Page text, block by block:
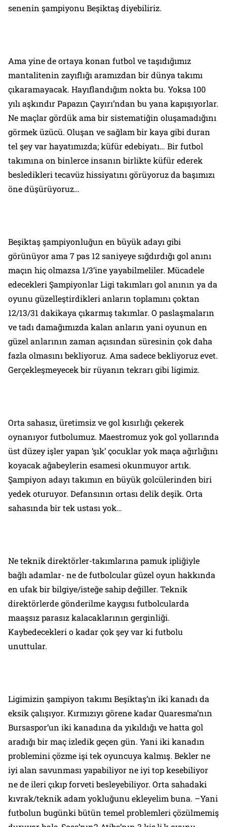
senenin şampiyonu Beşiktaş diyebiliriz.
Ama yine de ortaya konan futbol ve taşıdığımız
mantalitenin zayıflığı aramızdan bir dünya takımı
çıkaramayacak. Hayıflandığım nokta bu. Yoksa 100
yılı aşkındır Papazın Çayırı’ndan bu yana kapışıyorlar.
Ne maçlar gördük ama bir sistematiğin oluşamadığını
görmek üzücü. Oluşan ve sağlam bir kaya gibi duran
tel şey var hayatımızda; küfür edebiyatı… Bir futbol
takımına on binlerce insanın birlikte küfür ederek
besledikleri tecavüz hissiyatını görüyoruz da başımızı
öne düşürüyoruz…
Beşiktaş şampiyonluğun en büyük adayı gibi
görünüyor ama 7 pas 12 saniyeye sığdırdığı gol anını
maçın hiç olmazsa 1/3’ine yayabilmeliler. Mücadele
edecekleri Şampiyonlar Ligi takımları gol anının ya da
oyunu güzelleştirdikleri anların toplamını çoktan
12/13/31 dakikaya çıkarmış takımlar. O paslaşmaların
ve tadı damağımızda kalan anların yani oyunun en
güzel anlarının zaman açısından süresinin çok daha
fazla olmasını bekliyoruz. Ama sadece bekliyoruz evet.
Gerçekleşmeyecek bir rüyanın tekrarı gibi ligimiz.
Orta sahasız, üretimsiz ve gol kısırlığı çekerek
oynanıyor futbolumuz. Maestromuz yok gol yollarında
üst düzey işler yapan ‘şık’ çocuklar yok maça ağırlığını
koyacak ağabeylerin esamesi okunmuyor artık.
Şampiyon adayı takımın en büyük golcülerinden biri
yedek oturuyor. Defansının ortası delik deşik. Orta
sahasında bir tek ustası yok…
Ne teknik direktörler-takımlarına pamuk ipliğiyle
bağlı adamlar- ne de futbolcular güzel oyun hakkında
en ufak bir bilgiye/isteğe sahip değiller. Teknik
direktörlerde gönderilme kaygısı futbolcularda
maaşsız parasız kalacaklarının gerginliği.
Kaybedecekleri o kadar çok şey var ki futbolu
unuttular.
Ligimizin şampiyon takımı Beşiktaş’ın iki kanadı da
eksik çalışıyor. Kırmızıyı görene kadar Quaresma’nın
Bursaspor’un iki kanadına da yıkıldığı ve hatta gol
aradığı bir maç izledik geçen gün. Yani iki kanadın
problemini çözme işi tek oyuncuya kalmış. Bekler ne
iyi alan savunması yapabiliyor ne iyi top kesebiliyor
ne de ileri çıkıp forveti besleyebiliyor. Orta sahadaki
kıvrak/teknik adam yokluğunu ekleyelim buna. –Yani
futbolun bugünki bütün temel problemleri çözülmemiş